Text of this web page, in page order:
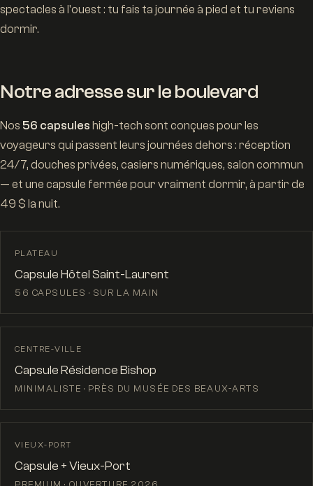
spectacles à l'ouest : tu fais ta journée à pied et tu reviens
dormir.
Notre adresse sur le boulevard
Nos 56 capsules high-tech sont conçues pour les
voyageurs qui passent leurs journées dehors : réception
24/7, douches privées, casiers numériques, salon commun
— et une capsule fermée pour vraiment dormir, à partir de
49 $ la nuit.
PLATEAU
Capsule Hôtel Saint-Laurent
56 CAPSULES · SUR LA MAIN
CENTRE-VILLE
Capsule Résidence Bishop
MINIMALISTE · PRÈS DU MUSÉE DES BEAUX-ARTS
VIEUX-PORT
Capsule + Vieux-Port